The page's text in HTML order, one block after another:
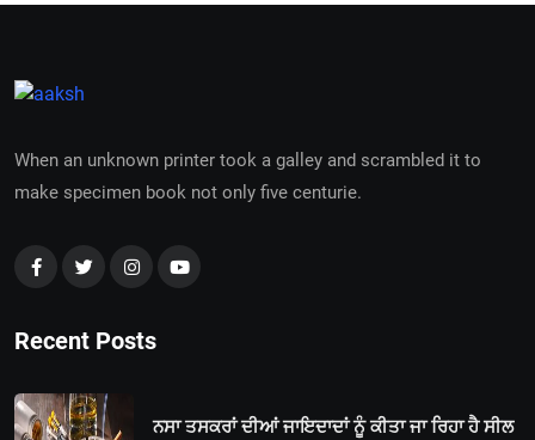
When an unknown printer took a galley and scrambled it to
make specimen book not only five centurie.
Recent Posts
ਨਸਾ ਤਸਕਰਾਂ ਦੀਆਂ ਜਾਇਦਾਦਾਂ ਨੂੰ ਕੀਤਾ ਜਾ ਰਿਹਾ ਹੈ ਸੀਲ